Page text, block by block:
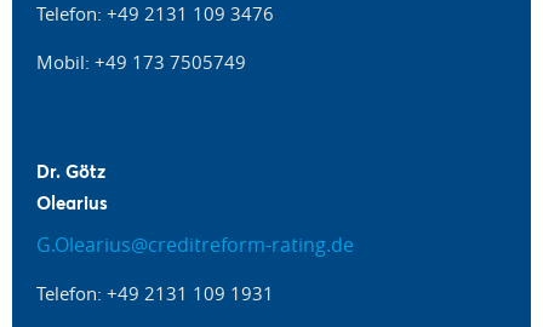
Telefon: +49 2131 109 3476
Mobil: +49 173 7505749
Dr. Götz
Olearius
G.Olearius@creditreform-rating.de
Telefon: +49 2131 109 1931